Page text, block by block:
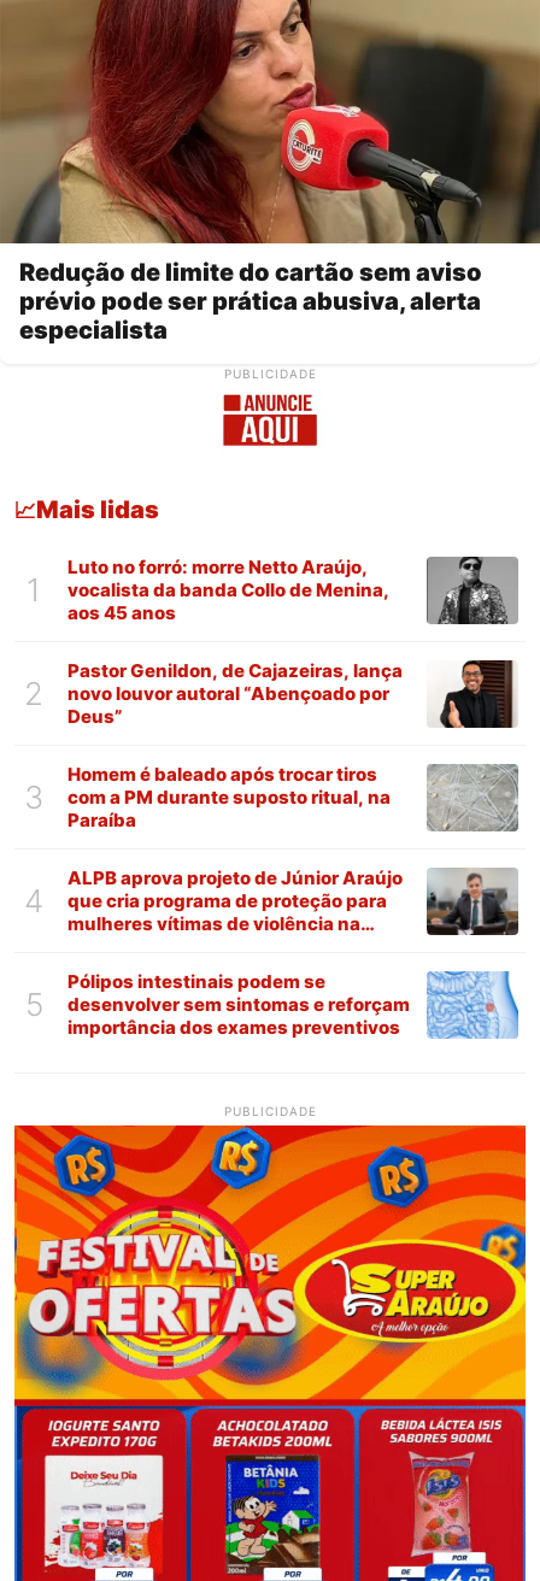
Redução de limite do cartão sem aviso
prévio pode ser prática abusiva, alerta
especialista
PUBLICIDADE
📈Mais lidas
1
Luto no forró: morre Netto Araújo,
vocalista da banda Collo de Menina,
aos 45 anos
2
Pastor Genildon, de Cajazeiras, lança
novo louvor autoral “Abençoado por
Deus”
3
Homem é baleado após trocar tiros
com a PM durante suposto ritual, na
Paraíba
4
ALPB aprova projeto de Júnior Araújo
que cria programa de proteção para
mulheres vítimas de violência na
5
Pólipos intestinais podem se
desenvolver sem sintomas e reforçam
importância dos exames preventivos
PUBLICIDADE